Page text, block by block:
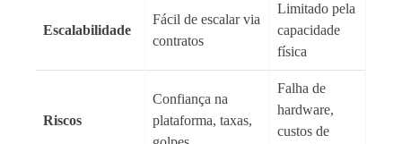
Escalabilidade
Fácil de escalar via
contratos
Limitado pela
capacidade
física
Riscos
Confiança na
plataforma, taxas,
Falha de
hardware,
custos de